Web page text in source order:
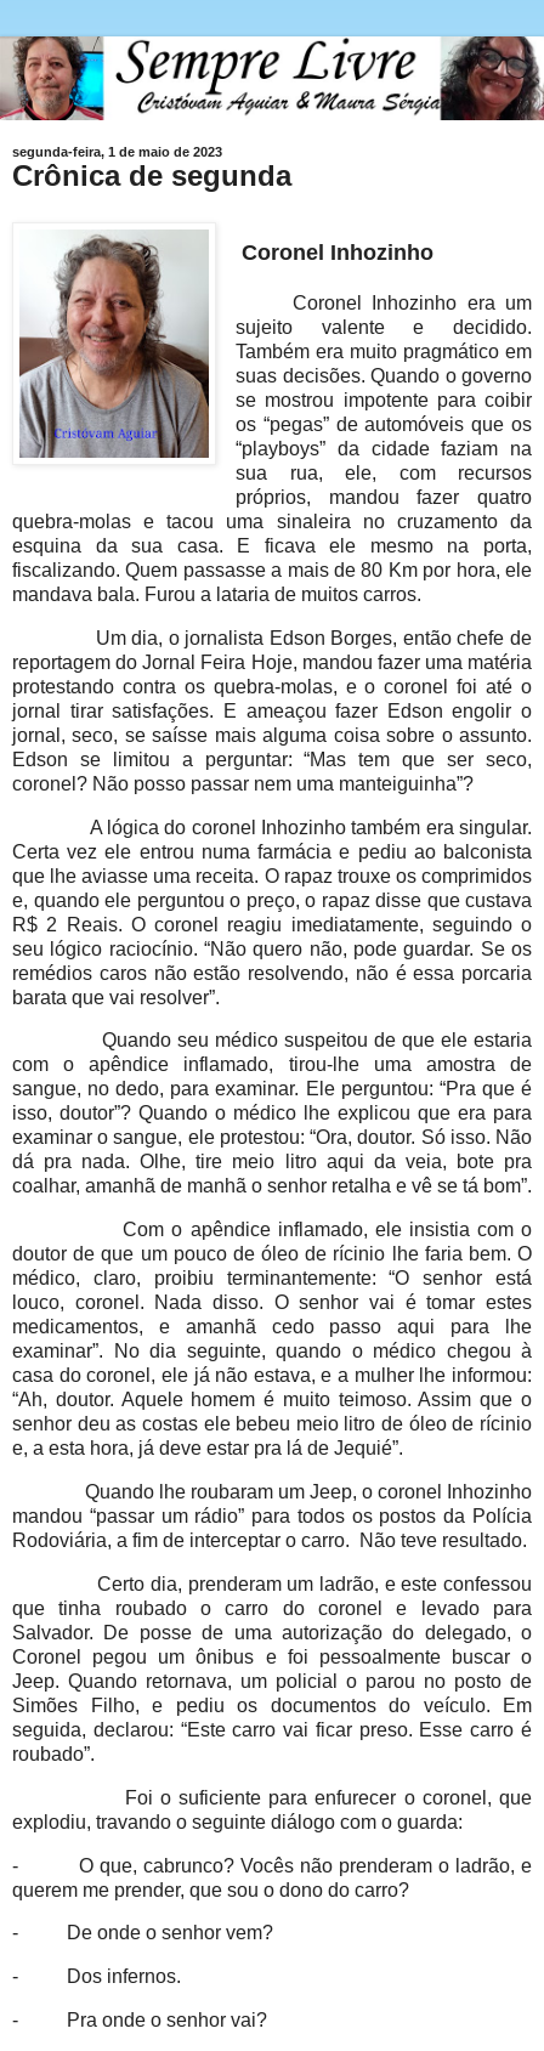
segunda-feira, 1 de maio de 2023
Crônica de segunda
Coronel Inhozinho
Coronel Inhozinho era um
sujeito valente e decidido.
Também era muito pragmático em
suas decisões. Quando o governo
se mostrou impotente para coibir
os “pegas” de automóveis que os
“playboys” da cidade faziam na
sua rua, ele, com recursos
próprios, mandou fazer quatro
quebra-molas e tacou uma sinaleira no cruzamento da
esquina da sua casa. E ficava ele mesmo na porta,
fiscalizando. Quem passasse a mais de 80 Km por hora, ele
mandava bala. Furou a lataria de muitos carros.
Um dia, o jornalista Edson Borges, então chefe de
reportagem do Jornal Feira Hoje, mandou fazer uma matéria
protestando contra os quebra-molas, e o coronel foi até o
jornal tirar satisfações. E ameaçou fazer Edson engolir o
jornal, seco, se saísse mais alguma coisa sobre o assunto.
Edson se limitou a perguntar: “Mas tem que ser seco,
coronel? Não posso passar nem uma manteiguinha”?
A lógica do coronel Inhozinho também era singular.
Certa vez ele entrou numa farmácia e pediu ao balconista
que lhe aviasse uma receita. O rapaz trouxe os comprimidos
e, quando ele perguntou o preço, o rapaz disse que custava
R$ 2 Reais. O coronel reagiu imediatamente, seguindo o
seu lógico raciocínio. “Não quero não, pode guardar. Se os
remédios caros não estão resolvendo, não é essa porcaria
barata que vai resolver”.
Quando seu médico suspeitou de que ele estaria
com o apêndice inflamado, tirou-lhe uma amostra de
sangue, no dedo, para examinar. Ele perguntou: “Pra que é
isso, doutor”? Quando o médico lhe explicou que era para
examinar o sangue, ele protestou: “Ora, doutor. Só isso. Não
dá pra nada. Olhe, tire meio litro aqui da veia, bote pra
coalhar, amanhã de manhã o senhor retalha e vê se tá bom”.
Com o apêndice inflamado, ele insistia com o
doutor de que um pouco de óleo de rícinio lhe faria bem. O
médico, claro, proibiu terminantemente: “O senhor está
louco, coronel. Nada disso. O senhor vai é tomar estes
medicamentos, e amanhã cedo passo aqui para lhe
examinar”. No dia seguinte, quando o médico chegou à
casa do coronel, ele já não estava, e a mulher lhe informou:
“Ah, doutor. Aquele homem é muito teimoso. Assim que o
senhor deu as costas ele bebeu meio litro de óleo de rícinio
e, a esta hora, já deve estar pra lá de Jequié”.
Quando lhe roubaram um Jeep, o coronel Inhozinho
mandou “passar um rádio” para todos os postos da Polícia
Rodoviária, a fim de interceptar o carro. Não teve resultado.
Certo dia, prenderam um ladrão, e este confessou
que tinha roubado o carro do coronel e levado para
Salvador. De posse de uma autorização do delegado, o
Coronel pegou um ônibus e foi pessoalmente buscar o
Jeep. Quando retornava, um policial o parou no posto de
Simões Filho, e pediu os documentos do veículo. Em
seguida, declarou: “Este carro vai ficar preso. Esse carro é
roubado”.
Foi o suficiente para enfurecer o coronel, que
explodiu, travando o seguinte diálogo com o guarda:
- O que, cabrunco? Vocês não prenderam o ladrão, e
querem me prender, que sou o dono do carro?
- De onde o senhor vem?
- Dos infernos.
- Pra onde o senhor vai?